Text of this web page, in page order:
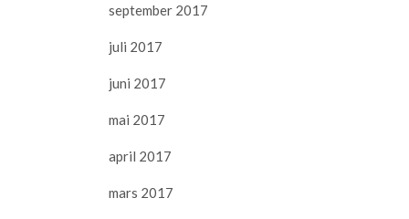
september 2017
juli 2017
juni 2017
mai 2017
april 2017
mars 2017